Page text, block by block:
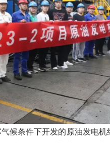
条件下开发的原油发电机